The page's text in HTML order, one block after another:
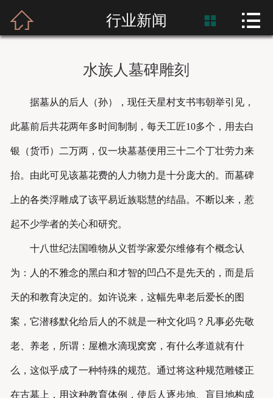
首页
新闻资讯
产品应用
工程案例
 行业新闻  
水族人墓碑雕刻
据墓从的后人（孙），现任天星村支书韦朝举引见，
此墓前后共花两年多时间制制，每天工匠10多个，用去白
银（货币）二万两，仅一块墓基便用三十二个丁壮劳力来
抬。由此可见该墓花费的人力物力是十分庞大的。而墓碑
上的各类浮雕成了该平易近族聪慧的结晶。不断以来，惹
起不少学者的关心和研究。
十八世纪法国唯物从义哲学家爱尔维修有个概念认
为：人的不雅念的黑白和才智的凹凸不是先天的，而是后
天的和教育决定的。如许说来，这幅先卑老后爱长的图
案，它潜移默化给后人的不就是一种文化吗？凡事必先敬
老、养老，所谓：屋檐水滴现窝窝，有什么孝道就有什
么，这似乎成了一种特殊的规范。通过将这种规范雕镂正
在古墓上，用这种教育体例，使后人逐步地、盲目地构成